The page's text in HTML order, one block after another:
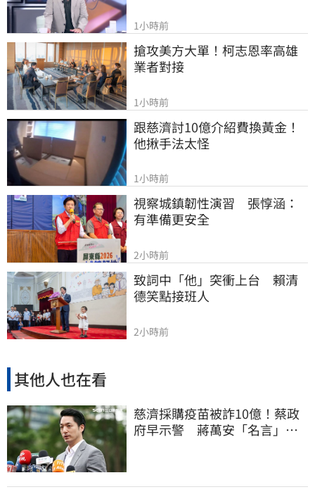
1小時前
搶攻美方大單！柯志恩率高雄
業者對接
1小時前
跟慈濟討10億介紹費換黃金！
他揪手法太怪
1小時前
視察城鎮韌性演習　張惇涵：
有準備更安全
2小時前
致詞中「他」突衝上台　賴清
德笑點接班人
2小時前
其他人也在看
慈濟採購疫苗被詐10億！蔡政
府早示警 蔣萬安「名言」翻